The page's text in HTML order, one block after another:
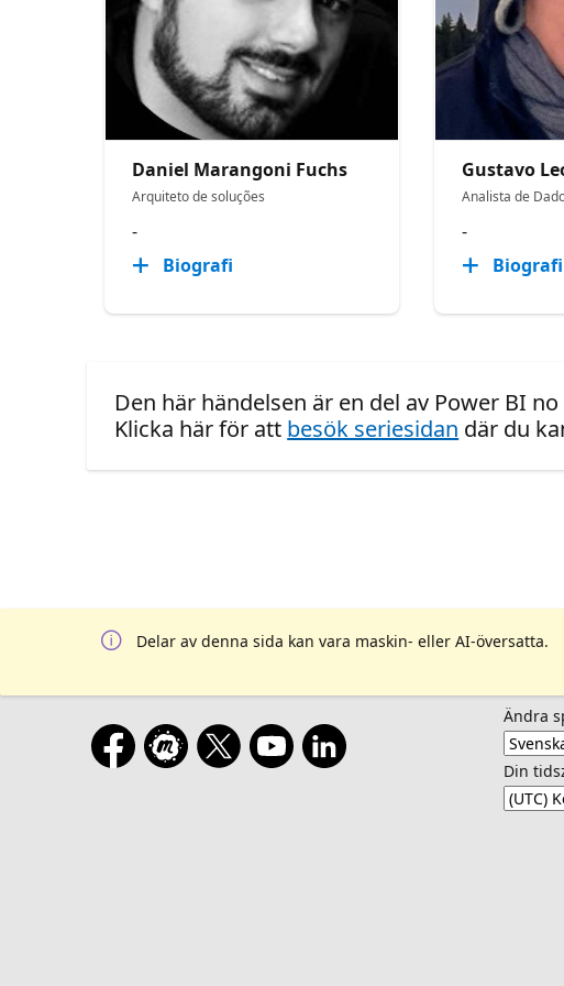
Daniel Marangoni Fuchs
Arquiteto de soluções
-
Biografi
Gustavo
Analista de
-
Biografi
Den här händelsen är en del av Power BI no
Klicka här för att besök seriesidan där du
Delar av denna sida kan vara maskin- eller AI-översatta.
Ändra
Din